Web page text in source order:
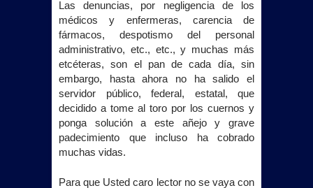
Las denuncias, por negligencia de los
médicos y enfermeras, carencia de
fármacos, despotismo del personal
administrativo, etc., etc., y muchas más
etcéteras, son el pan de cada día, sin
embargo, hasta ahora no ha salido el
servidor público, federal, estatal, que
decidido a tome al toro por los cuernos y
ponga solución a este añejo y grave
padecimiento que incluso ha cobrado
muchas vidas.
Para que Usted caro lector no se vaya con